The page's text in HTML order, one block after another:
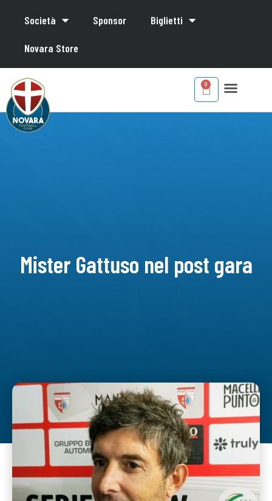
Società Sponsor Biglietti
Novara Store
Mister Gattuso nel post gara